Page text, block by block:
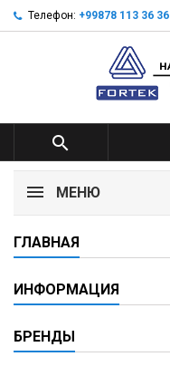
Телефон: +99878 113 36 36

МЕНЮ
ГЛАВНАЯ
ИНФОРМАЦИЯ
БРЕНДЫ